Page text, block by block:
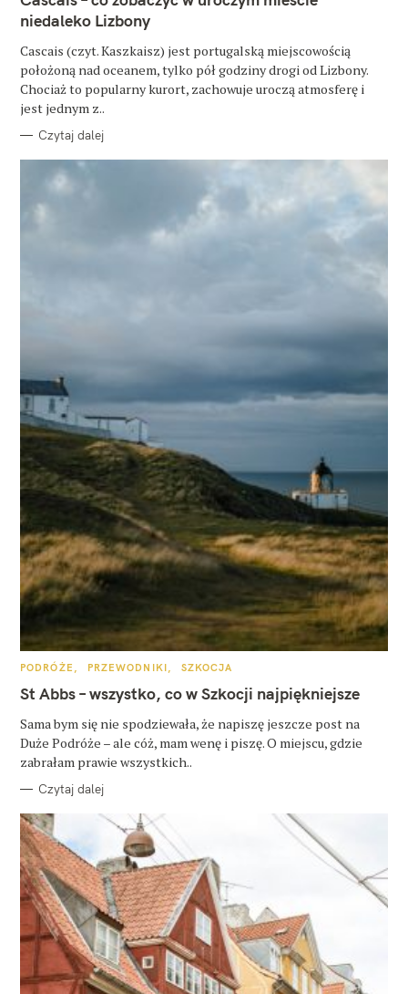
E
G
O
I
E
niedaleko Lizbony
Cascais (czyt. Kaszkaisz) jest portugalską miejscowością
położoną nad oceanem, tylko pół godziny drogi od Lizbony.
Chociaż to popularny kurort, zachowuje uroczą atmosferę i
jest jednym z..
Czytaj dalej
K
T
E
O
R
I
PODRÓŻE PRZEWODNIKI SZKOCJA
St Abbs – wszystko, co w Szkocji najpiękniejsze
Sama bym się nie spodziewała, że napiszę jeszcze post na
Duże Podróże – ale cóż, mam wenę i piszę. O miejscu, gdzie
zabrałam prawie wszystkich..
Czytaj dalej